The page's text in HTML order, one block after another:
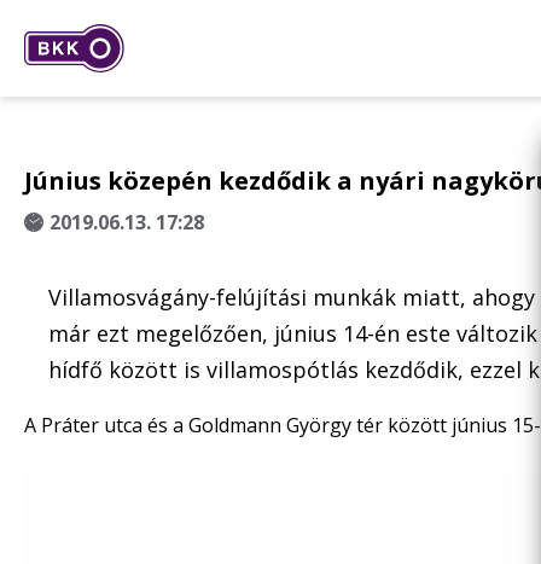
Június közepén kezdődik a nyári
2019.06.13. 17:28
Villamosvágány-felújítási munkák miatt,
már ezt megelőzően, június 14-én este
hídfő között is villamospótlás kezdődik, ezzel
A Práter utca és a Goldmann György tér között június